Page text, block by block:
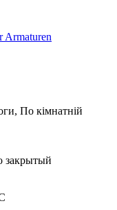
Armaturen
По кімнатній
закрытый